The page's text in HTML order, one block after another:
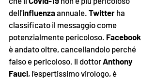
dell'influenza annuale. Twitter ha
classificato il messaggio come
potenzialmente pericoloso. Facebook
è andato oltre, cancellandolo perché
falso e pericoloso. Il dottor Anthony
Fauci, l'espertissimo virologo, è